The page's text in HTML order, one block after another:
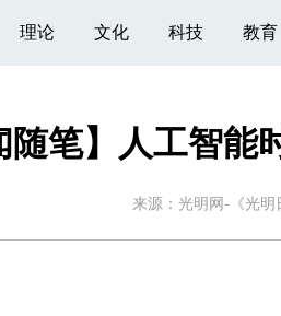
理论 文化 科技 教育
随笔】人工智
来源： 光明网-《光明